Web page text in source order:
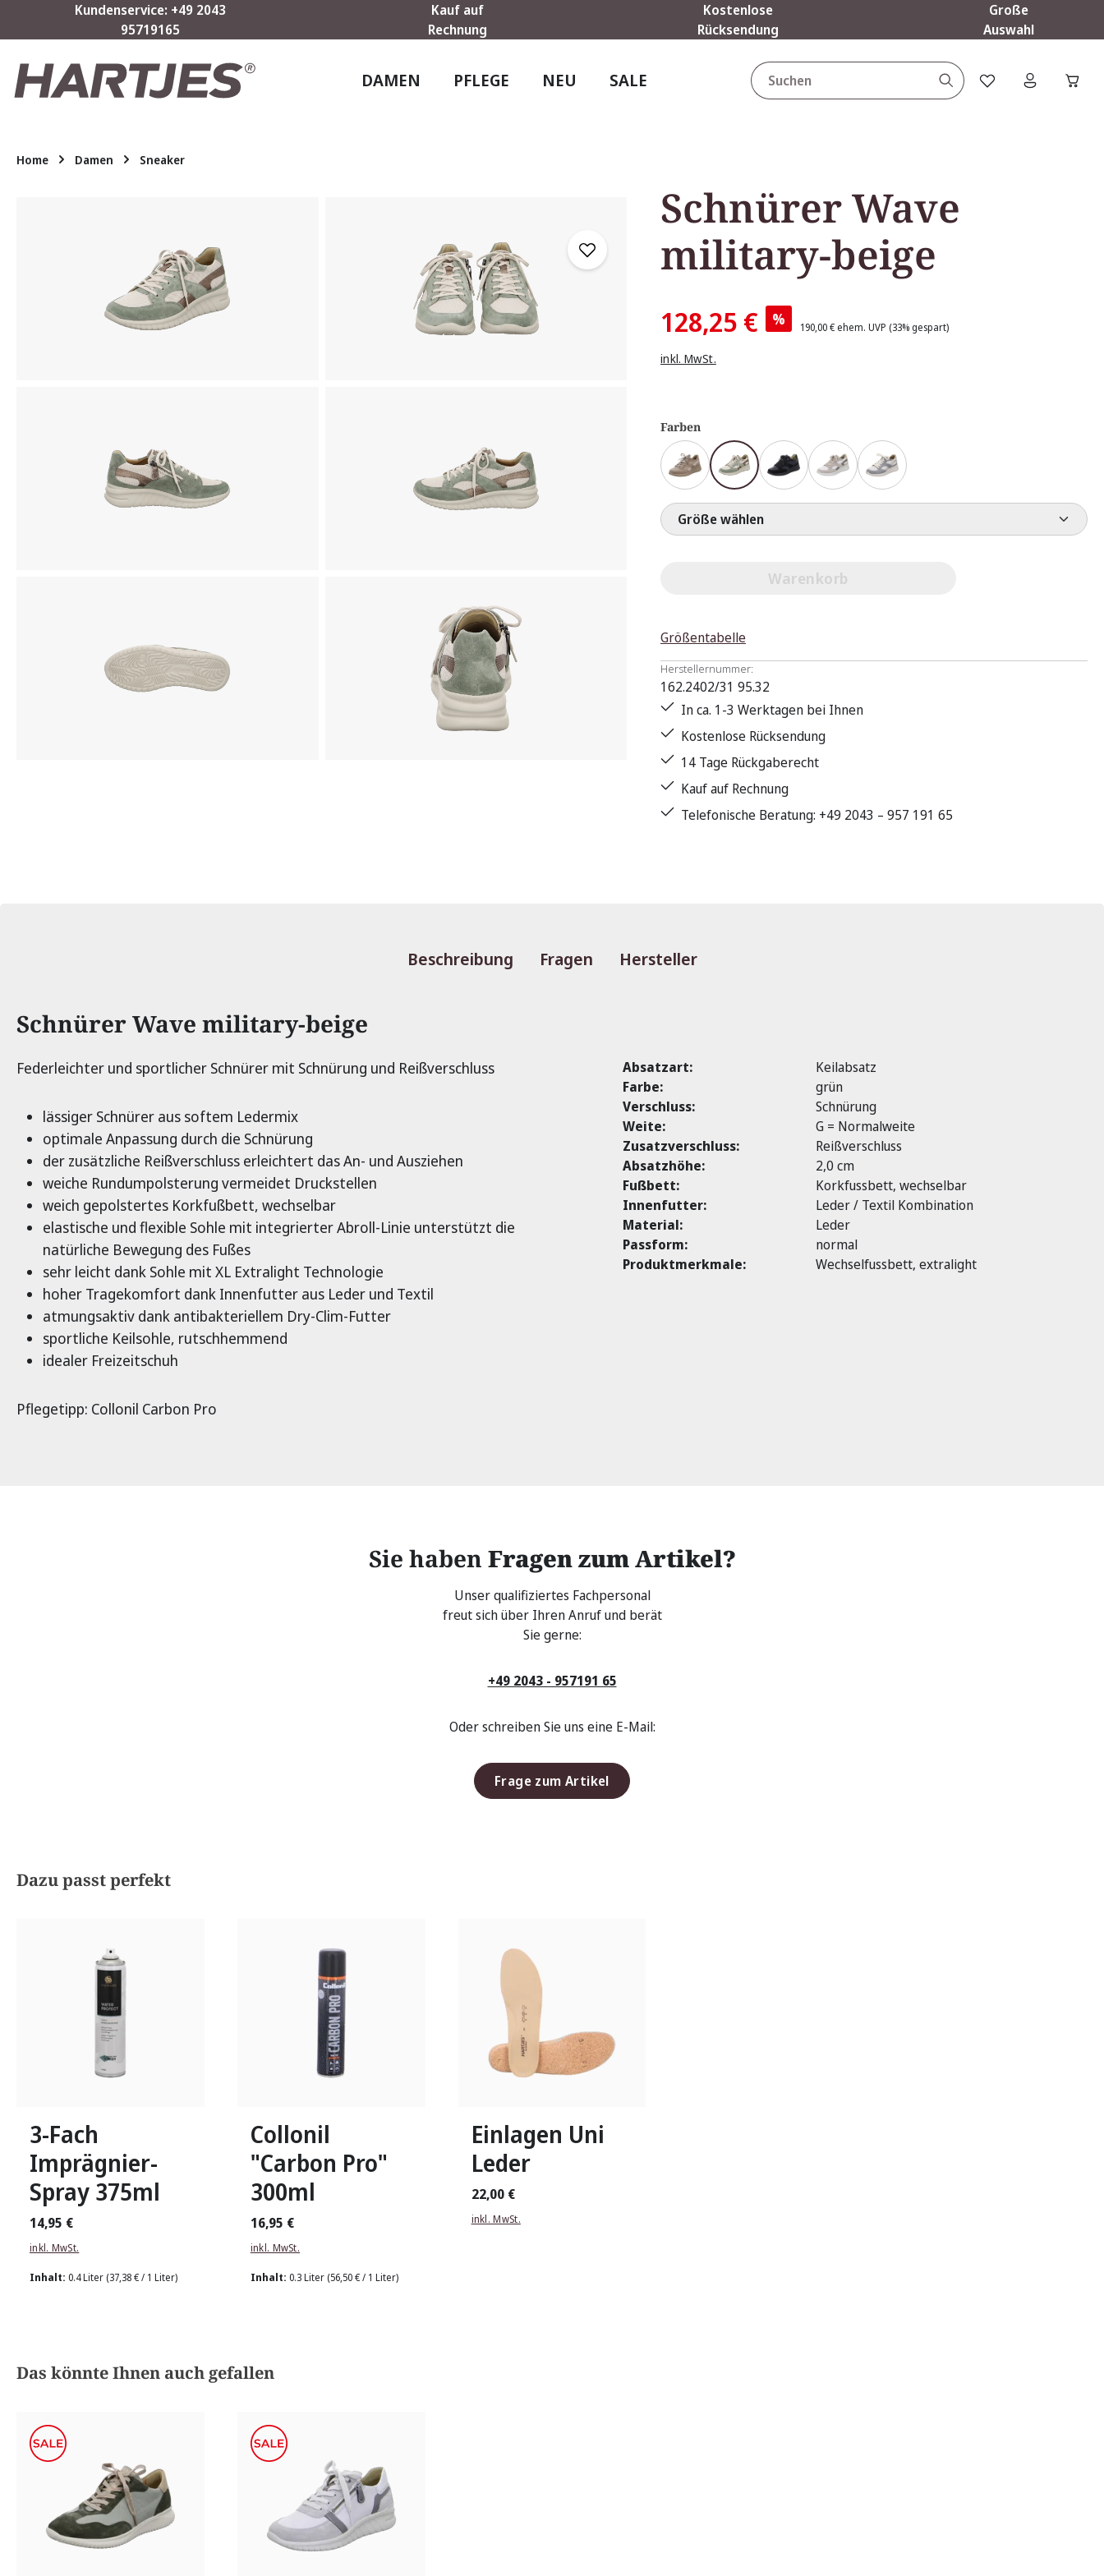
Hauptinhalt springen
Zur Suche springen
Zur Hauptnavigation springen
Kundenservice: +49 2043
95719165
Kauf auf
Rechnung
Kostenlose
Rücksendung
Große
Auswahl
DAMEN PFLEGE NEU SALE Du hast 0 Produkte
Home Damen Sneaker
Schnürer Wave
military-beige
128,25 € % 190,00 € ehem. UVP (33% gespart)
inkl. MwSt.
Farben
Größe wählen
Warenkorb
Größentabelle
Herstellernummer:
162.2402/31 95.32
In ca. 1-3 Werktagen bei Ihnen
Kostenlose Rücksendung
14 Tage Rückgaberecht
Kauf auf Rechnung
Telefonische Beratung: +49 2043 – 957 191 65
Beschreibung Fragen Hersteller
Produktinformationen
Schnürer Wave military-beige
Federleichter und sportlicher Schnürer mit Schnürung und Reißverschluss
lässiger Schnürer aus softem Ledermix
optimale Anpassung durch die Schnürung
der zusätzliche Reißverschluss erleichtert das An- und Ausziehen
weiche Rundumpolsterung vermeidet Druckstellen
weich gepolstertes Korkfußbett, wechselbar
elastische und flexible Sohle mit integrierter Abroll-Linie unterstützt die
natürliche Bewegung des Fußes
sehr leicht dank Sohle mit XL Extralight Technologie
hoher Tragekomfort dank Innenfutter aus Leder und Textil
atmungsaktiv dank antibakteriellem Dry-Clim-Futter
sportliche Keilsohle, rutschhemmend
idealer Freizeitschuh
Pflegetipp: Collonil Carbon Pro
Absatzart:
Keilabsatz
Farbe:
grün
Verschluss:
Schnürung
Weite:
G = Normalweite
Zusatzverschluss:
Reißverschluss
Absatzhöhe:
2,0 cm
Fußbett:
Korkfussbett, wechselbar
Innenfutter:
Leder / Textil Kombination
Material:
Leder
Passform:
normal
Produktmerkmale:
Wechselfussbett, extralight
Sie haben Fragen zum Artikel?
Unser qualifiziertes Fachpersonal
freut sich über Ihren Anruf und berät
Sie gerne:
+49 2043 - 957191 65
Oder schreiben Sie uns eine E-Mail:
Frage zum Artikel
Produktgalerie überspringen
Dazu passt perfekt
3-Fach
Imprägnier-
Spray 375ml
Inhalt: 0.4 Liter (37,38 € / 1 Liter)
14,95 €
inkl. MwSt.
Collonil
"Carbon Pro"
300ml
Inhalt: 0.3 Liter (56,50 € / 1 Liter)
16,95 €
inkl. MwSt.
Einlagen Uni
Leder
22,00 €
inkl. MwSt.
Produktgalerie überspringen
Das könnte Ihnen auch gefallen